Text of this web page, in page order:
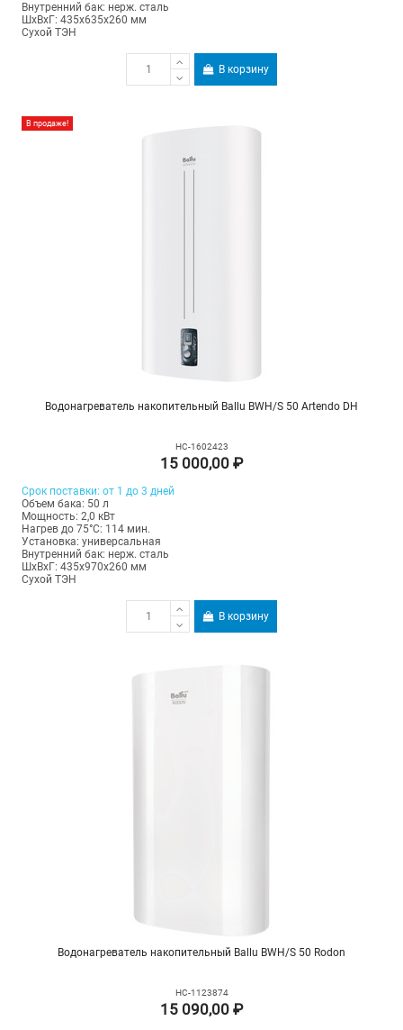
Внутренний бак: нерж. сталь
ШхВхГ: 435х635х260 мм
Сухой ТЭН
В корзину
В продаже!
Водонагреватель накопительный Ballu BWH/S 50 Artendo DH
НС-1602423
15 000,00 ₽
Срок поставки: от 1 до 3 дней
Объем бака: 50 л
Мощность: 2,0 кВт
Нагрев до 75°С: 114 мин.
Установка: универсальная
Внутренний бак: нерж. сталь
ШхВхГ: 435х970х260 мм
Сухой ТЭН
В корзину
Водонагреватель накопительный Ballu BWH/S 50 Rodon
НС-1123874
15 090,00 ₽